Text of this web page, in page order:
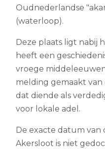
Oudnederlandse
(waterloop).
Deze plaats ligt nabij
heeft een
vroege
melding gemaakt van
dat diende als
voor lokale adel.
De exacte datum van
Akersloot is niet